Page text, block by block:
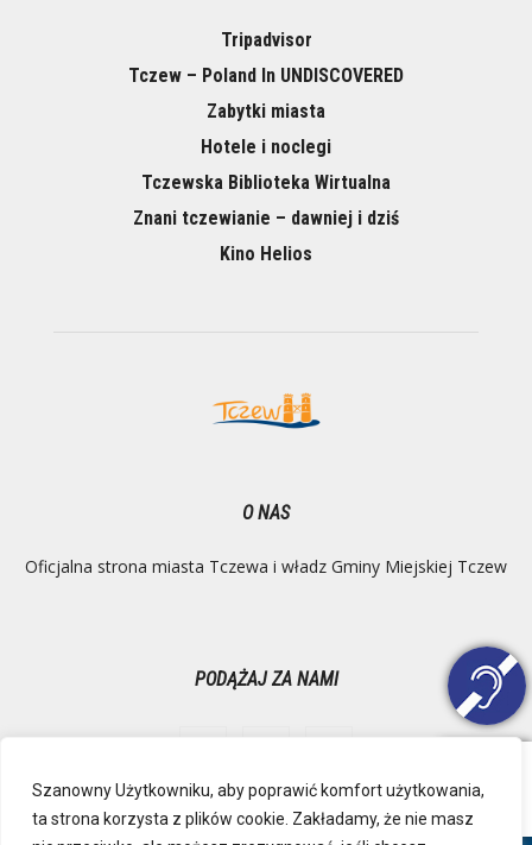
Szanowny Użytkowniku, aby poprawić komfort użytkowania,
ta strona korzysta z plików cookie. Zakładamy, że nie masz
Tripadvisor
Tczew – Poland In UNDISCOVERED
Zabytki miasta
Hotele i noclegi
Tczewska Biblioteka Wirtualna
Znani tczewianie – dawniej i dziś
Kino Helios
O NAS
Oficjalna strona miasta Tczewa i władz Gminy Miejskiej Tczew
PODĄŻAJ ZA NAMI
Ochrona danych osobowych Inspektor Danych Osobowych